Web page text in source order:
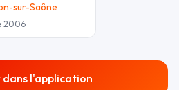
sur-Saône
2006
l'application